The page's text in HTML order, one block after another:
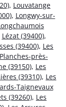
, Louvatange
, Longwy-sur-
Lézat (39400),
(39400), Les
près-
(39150), Les
(39310), Les
Taignevaux
(39260), Les